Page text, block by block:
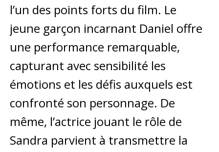
l’un des points forts du film. Le
jeune garçon incarnant Daniel offre
une performance remarquable,
capturant avec sensibilité les
émotions et les défis auxquels est
confronté son personnage. De
même, l’actrice jouant le rôle de
Sandra parvient à transmettre la